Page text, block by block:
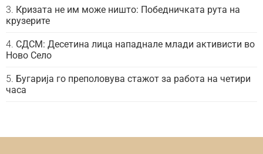
Кризата не им може ништо: Победничката рута на
крузерите
СДСМ: Десетина лица нападнале млади активисти во
Ново Село
Бугарија го преполовува стажот за работа на четири
часа